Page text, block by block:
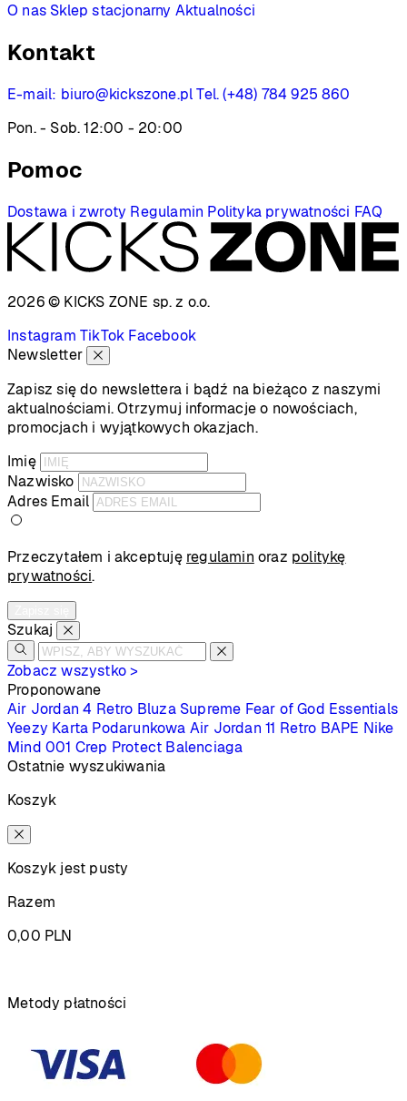
O nas Sklep stacjonarny Aktualności
Kontakt
E-mail: biuro@kickszone.pl Tel. (+48) 784 925 860
Pon. - Sob. 12:00 - 20:00
Pomoc
Dostawa i zwroty Regulamin Polityka prywatności FAQ
2026 © KICKS ZONE sp. z o.o.
Instagram TikTok Facebook
Newsletter
Zapisz się do newslettera i bądź na bieżąco z naszymi
aktualnościami. Otrzymuj informacje o nowościach,
promocjach i wyjątkowych okazjach.
Imię
Nazwisko
Adres Email
Przeczytałem i akceptuję regulamin oraz politykę
prywatności.
Szukaj
Zobacz wszystko >
Proponowane
Air Jordan 4 Retro Bluza Supreme Fear of God Essentials
Yeezy Karta Podarunkowa Air Jordan 11 Retro BAPE Nike
Mind 001 Crep Protect Balenciaga
Ostatnie wyszukiwania
Koszyk
Koszyk jest pusty
Razem
0,00 PLN
Metody płatności